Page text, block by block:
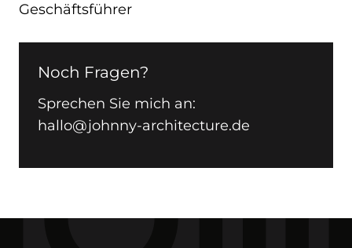
Geschäftsführer
Noch Fragen?
Sprechen Sie mich an:
hallo@johnny-architecture.de